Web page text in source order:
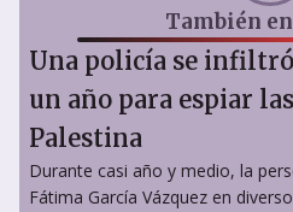
También en
Una policía se
un año para espiar
Palestina
Durante casi año y medio, la
Fátima García Vázquez en